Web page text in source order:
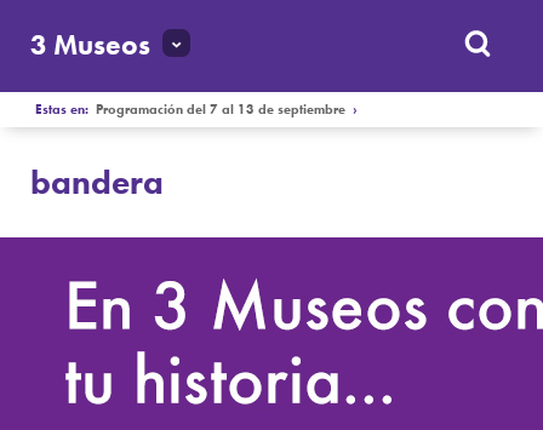
3 Museos
Estas en:Programación del 7 al 13 de septiembre ›
bandera